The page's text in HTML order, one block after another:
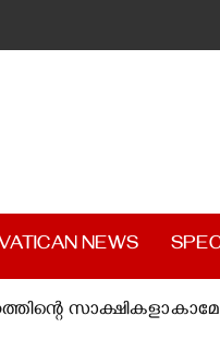
VATICAN NEWS